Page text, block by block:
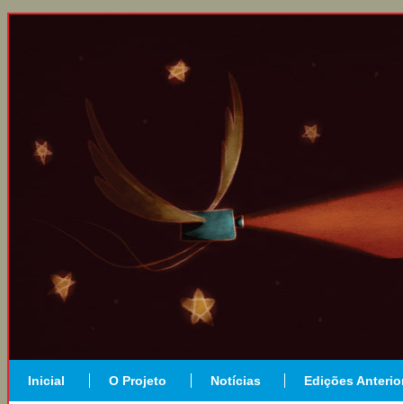
Inicial O Projeto Notícias Edições